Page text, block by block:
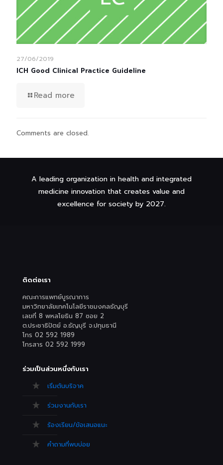
27/06/2019
ICH Good Clinical Practice Guideline
Read more
Comments are closed.
A leading organization in health and integrated
medicine innovation that creates value and
excellence for society by 2027.
ติดต่อเรา
คณะการแพทย์บูรณาการ
มหาวิทยาลัยเทคโนโลยีราชมงคลธัญบุรี
เลขที่ 8 พหลโยธิน 87 ซอย 2
ต.ประชาธิปัตย์ อ.ธัญบุรี จ.ปทุมธานี
โทร 02 592 1989
โทรสาร 02 592 1999
ร่วมเป็นส่วนหนึ่งกับเรา
เริ่มต้นบริจาค
ร่วมงานกับเรา
ร้องเรียน/ข้อเสนอแนะ
คำถามที่พบบ่อย